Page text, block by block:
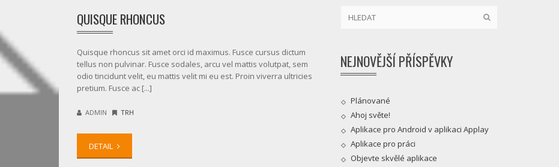
QUISQUE RHONCUS
Quisque rhoncus sit amet orci id maximus. Fusce cursus dictum
tellus non pulvinar. Fusce sodales, arcu vel mattis volutpat, sem
odio tincidunt velit, eu mattis velit mi eu est. Proin viverra ultricies
pretium. Fusce ac [...]
ADMIN TRH
DETAIL
NEJNOVĚJŠÍ PŘÍSPĚVKY
Plánované
Ahoj světe!
Aplikace pro Android v aplikaci Applay
Aplikace pro práci
Objevte skvělé aplikace